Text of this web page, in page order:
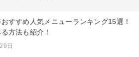
すすめ人気メニューランキング15選！
方法も紹介！
日